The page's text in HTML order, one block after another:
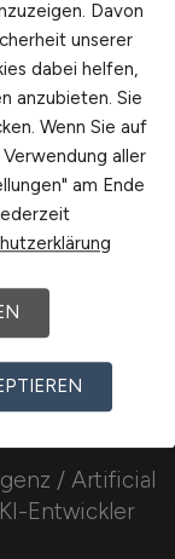
/ Artificial
Entwickler
Davon
unserer
dabei helfen,
anzubieten. Sie
Wenn Sie auf
aller
am Ende